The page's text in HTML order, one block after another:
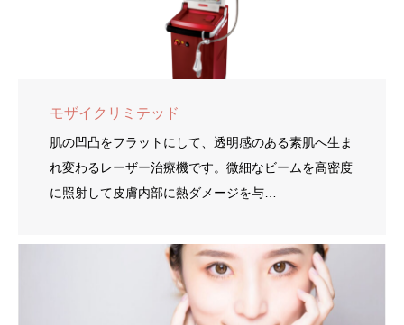
モザイクリミテッド
肌の凹凸をフラットにして、透明感のある素肌へ生ま
れ変わるレーザー治療機です。微細なビームを高密度
に照射して皮膚内部に熱ダメージを与…